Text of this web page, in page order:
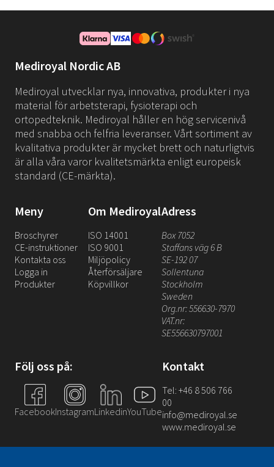
Mediroyal Nordic AB
Mediroyal utvecklar nya, innovativa, produkter i nya
material för arbetsterapi, fysioterapi och
ortopedteknik. Mediroyal håller en hög servicenivå
med snabba och felfria leveranser. Vårt sortiment av
kvalitativa produkter är mycket brett och naturligtvis
är alla våra varor kvalitetsmärkta enligt europeisk
standard (CE-märkta).
Meny
Broschyrer
CE-instruktioner
Kontakta oss
Logga in
Produkter
Om Mediroyal
ISO 14001
ISO 9001
Miljöpolicy
Återförsäljare
Köpvillkor
Adress
Box 7052
Staffans väg 6 B
SE-192 07
Sollentuna
Stockholm
Sweden
Org.nr: 556630-7970
VAT.nr:
SE556630797001
Följ oss på:
FacebookInstagramLinkedinYouTube
Kontakt
Tel: +46 8 506 766
00
info@mediroyal.se
www.mediroyal.se